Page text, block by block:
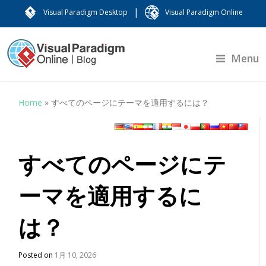
Visual Paradigm Desktop | Visual Paradigm Online
Menu
Home »すべてのページにテーマを適用するには？
すべてのページにテ
ーマを適用するに
は？
Posted on 1月 10, 2026